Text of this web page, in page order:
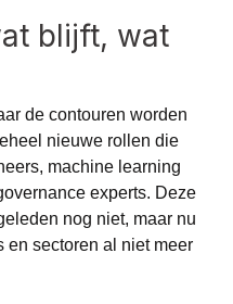
blijft, wat
de contouren worden
nieuwe rollen die
machine learning
experts. Deze
nog niet, maar nu
en sectoren al niet meer